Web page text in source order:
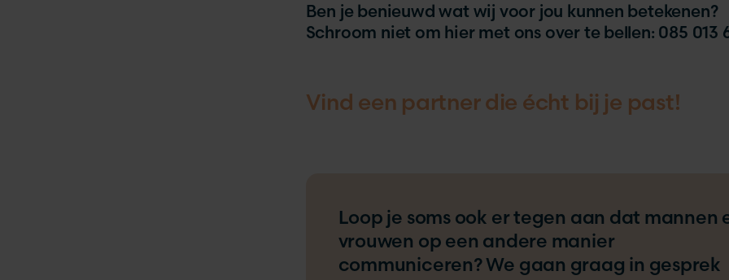
Ben je benieuwd wat wij voor jou kunnen betekenen?
Schroom niet om hier met ons over te bellen: 085 013
Vind een partner die écht bij je past!
Loop je soms ook er tegen aan dat mannen
vrouwen op een andere manier
communiceren? We gaan graag in gesprek